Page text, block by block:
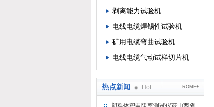
剥离能力试验机
电线电缆焊锡性试验机
矿用电缆弯曲试验机
电线电缆气动试样切片机
热点新闻 Hot ROME+